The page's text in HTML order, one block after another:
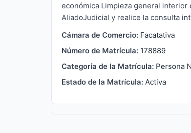
económica Limpieza general
AliadoJudicial y realice la consulta
Cámara de Comercio: Facatativa
Número de Matrícula: 178889
Categoría de la Matrícula: Persona
Estado de la Matrícula: Activa